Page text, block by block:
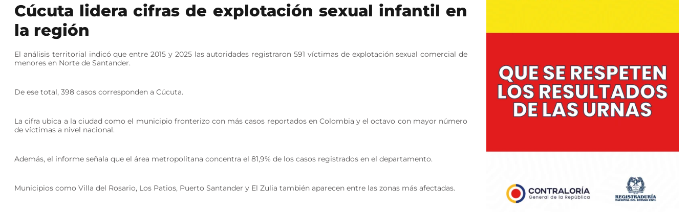
Cúcuta lidera cifras de explotación sexual infantil en
la región
El análisis territorial indicó que entre 2015 y 2025 las autoridades registraron 591 víctimas de explotación sexual comercial de
menores en Norte de Santander.
De ese total, 398 casos corresponden a Cúcuta.
La cifra ubica a la ciudad como el municipio fronterizo con más casos reportados en Colombia y el octavo con mayor número
de víctimas a nivel nacional.
Además, el informe señala que el área metropolitana concentra el 81,9% de los casos registrados en el departamento.
Municipios como Villa del Rosario, Los Patios, Puerto Santander y El Zulia también aparecen entre las zonas más afectadas.